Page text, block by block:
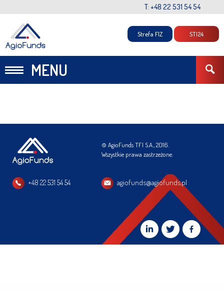
T: +48 22 531 54 54
MENU
Strefa FIZ STI24
© AgioFunds TFI S.A., 2016.
Wszystkie prawa zastrzeżone.
+48 22 531 54 54 agiofunds@agiofunds.pl